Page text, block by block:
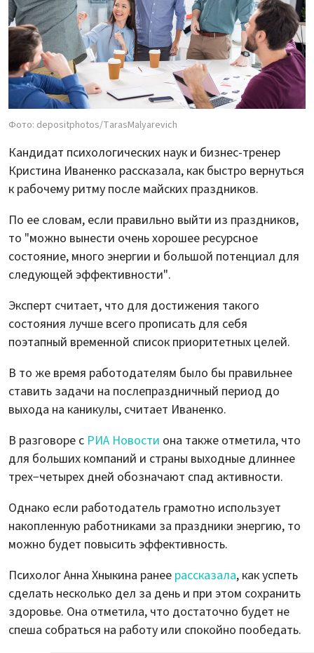
Фото: depositphotos/TarasMalyarevich
Кандидат психологических наук и бизнес-тренер
Кристина Иваненко рассказала, как быстро вернуться
к рабочему ритму после майских праздников.
По ее словам, если правильно выйти из праздников,
то "можно вынести очень хорошее ресурсное
состояние, много энергии и большой потенциал для
следующей эффективности".
Эксперт считает, что для достижения такого
состояния лучше всего прописать для себя
поэтапный временной список приоритетных целей.
В то же время работодателям было бы правильнее
ставить задачи на послепраздничный период до
выхода на каникулы, считает Иваненко.
В разговоре с РИА Новости она также отметила, что
для больших компаний и страны выходные длиннее
трех−четырех дней обозначают спад активности.
Однако если работодатель грамотно использует
накопленную работниками за праздники энергию, то
можно будет повысить эффективность.
Психолог Анна Хныкина ранее рассказала, как успеть
сделать несколько дел за день и при этом сохранить
здоровье. Она отметила, что достаточно будет не
спеша собраться на работу или спокойно пообедать.